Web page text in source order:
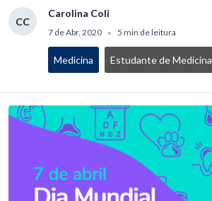
CC
Carolina Coli
7 de Abr, 2020 • 5 min de leitura
Medicina Estudante de Medicina